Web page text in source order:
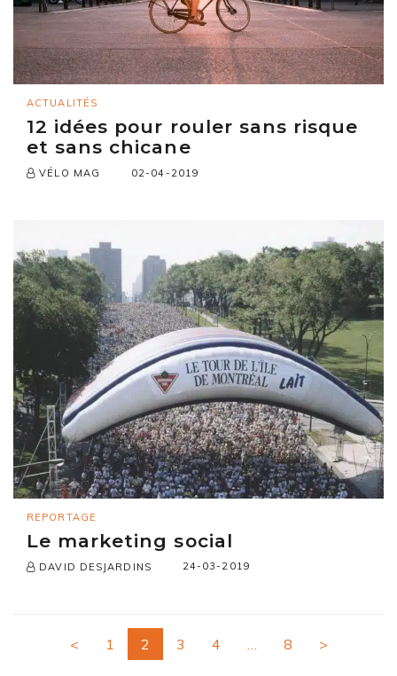
ACTUALITÉS
12 idées pour rouler sans risque
et sans chicane
VÉLO MAG 02-04-2019
REPORTAGE
Le marketing social
DAVID DESJARDINS 24-03-2019
< 1 2 3 4 8 >